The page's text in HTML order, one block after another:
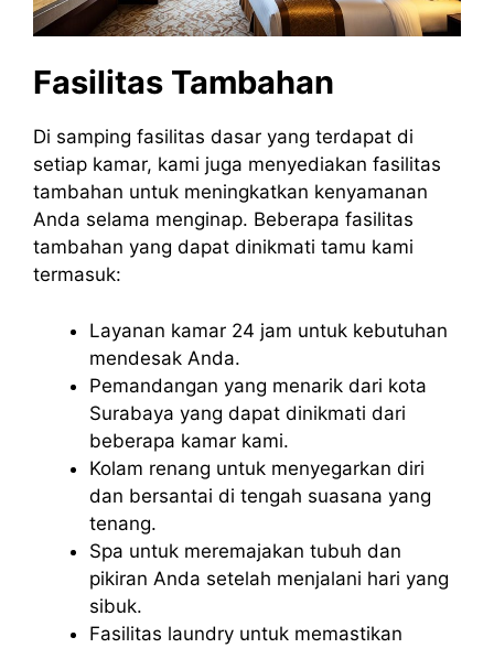
Fasilitas Tambahan
Di samping fasilitas dasar yang terdapat di
setiap kamar, kami juga menyediakan fasilitas
tambahan untuk meningkatkan kenyamanan
Anda selama menginap. Beberapa fasilitas
tambahan yang dapat dinikmati tamu kami
termasuk:
Layanan kamar 24 jam untuk kebutuhan
mendesak Anda.
Pemandangan yang menarik dari kota
Surabaya yang dapat dinikmati dari
beberapa kamar kami.
Kolam renang untuk menyegarkan diri
dan bersantai di tengah suasana yang
tenang.
Spa untuk meremajakan tubuh dan
pikiran Anda setelah menjalani hari yang
sibuk.
Fasilitas laundry untuk memastikan